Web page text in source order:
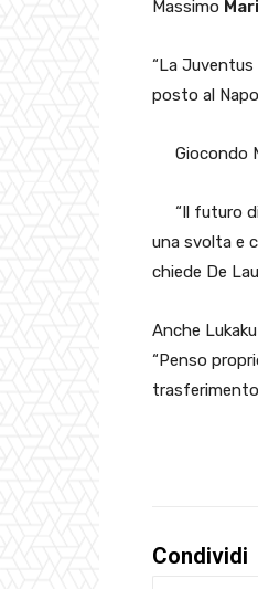
Massimo
“La Juventus
posto al
Giocondo
“Il futuro
una svolta e
chiede De
Anche
“Penso
trasferimento
Condividi